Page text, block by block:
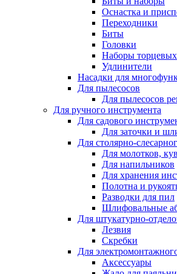
Оснастка и
Переходники
Биты
Головки
Наборы
Удлинители
Насадки для
Для пылесосов
Для пылесосов
Для ручного инструмента
Для садового
Для заточки и
Для столярно-
Для молотков,
Для напильников
Для хранения
Полотна и
Разводки для пил
Шлифовальные
Для штукатурно-
Лезвия
Скребки
Для
Аксессуары